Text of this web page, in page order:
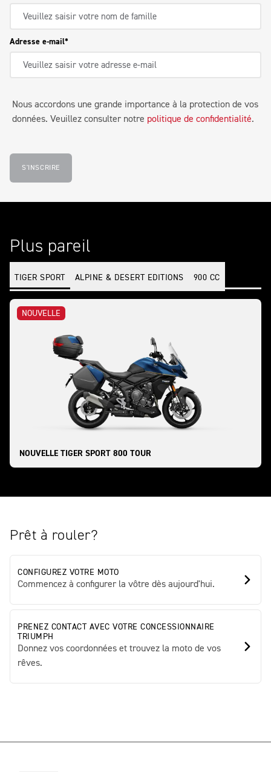
Adresse e-mail
Nous accordons une grande importance à la protection de vos
données. Veuillez consulter notre politique de confidentialité.
S'INSCRIRE
Plus pareil
TIGER SPORT ALPINE & DESERT EDITIONS 900 CC
NOUVELLE
NOUVELLE TIGER SPORT 800 TOUR
Prêt à rouler?
CONFIGUREZ VOTRE MOTO
Commencez à configurer la vôtre dès aujourd'hui.
PRENEZ CONTACT AVEC VOTRE CONCESSIONNAIRE
TRIUMPH
Donnez vos coordonnées et trouvez la moto de vos
rêves.